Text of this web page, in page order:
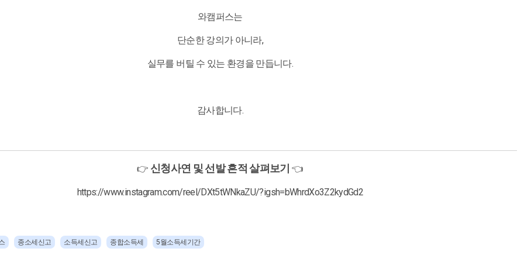
와캠퍼스는
단순한 강의가 아니라,
실무를 버틸 수 있는 환경을 만듭니다.
감사합니다.
👉 신청사연 및 선발 흔적 살펴보기 👈
https://www.instagram.com/reel/DXt5tWNkaZU/?igsh=bWhrdXo3Z2kydGd2
종소세신고 소득세신고 종합소득세 5월소득세기간